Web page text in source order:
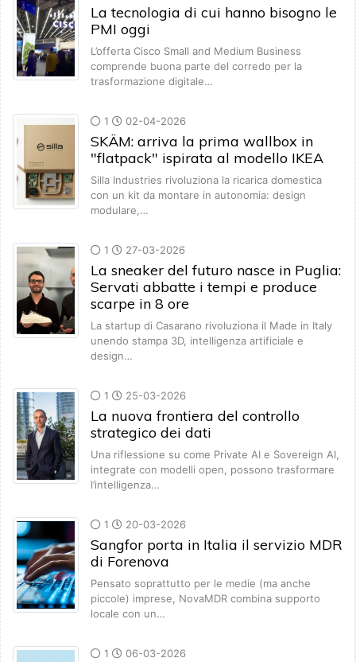
La tecnologia di cui hanno bisogno le
PMI oggi
L’offerta Cisco Small and Medium Business
comprende buona parte del corredo per la
trasformazione digitale…
1 02-04-2026
SKÄM: arriva la prima wallbox in
"flatpack" ispirata al modello IKEA
Silla Industries rivoluziona la ricarica domestica
con un kit da montare in autonomia: design
modulare,…
1 27-03-2026
La sneaker del futuro nasce in Puglia:
Servati abbatte i tempi e produce
scarpe in 8 ore
La startup di Casarano rivoluziona il Made in Italy
unendo stampa 3D, intelligenza artificiale e
design…
1 25-03-2026
La nuova frontiera del controllo
strategico dei dati
Una riflessione su come Private AI e Sovereign AI,
integrate con modelli open, possono trasformare
l’intelligenza…
1 20-03-2026
Sangfor porta in Italia il servizio MDR
di Forenova
Pensato soprattutto per le medie (ma anche
piccole) imprese, NovaMDR combina supporto
locale con un…
1 06-03-2026